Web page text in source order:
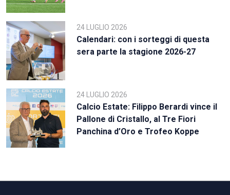
24 LUGLIO 2026
Calendari: con i sorteggi di questa
sera parte la stagione 2026-27
24 LUGLIO 2026
Calcio Estate: Filippo Berardi vince il
Pallone di Cristallo, al Tre Fiori
Panchina d’Oro e Trofeo Koppe